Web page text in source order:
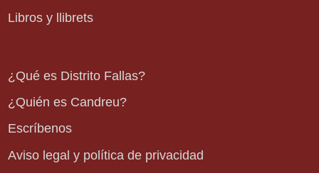
Libros y llibrets
¿Qué es Distrito Fallas?
¿Quién es Candreu?
Escríbenos
Aviso legal y política de privacidad